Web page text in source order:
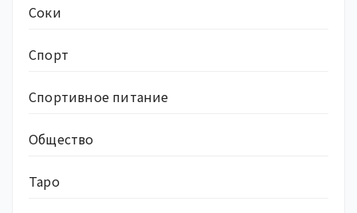
Соки
Спорт
Спортивное питание
Общество
Таро